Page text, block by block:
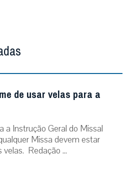
de usar velas para a
a Instrução Geral do Missal
Missa devem estar
Redação ...